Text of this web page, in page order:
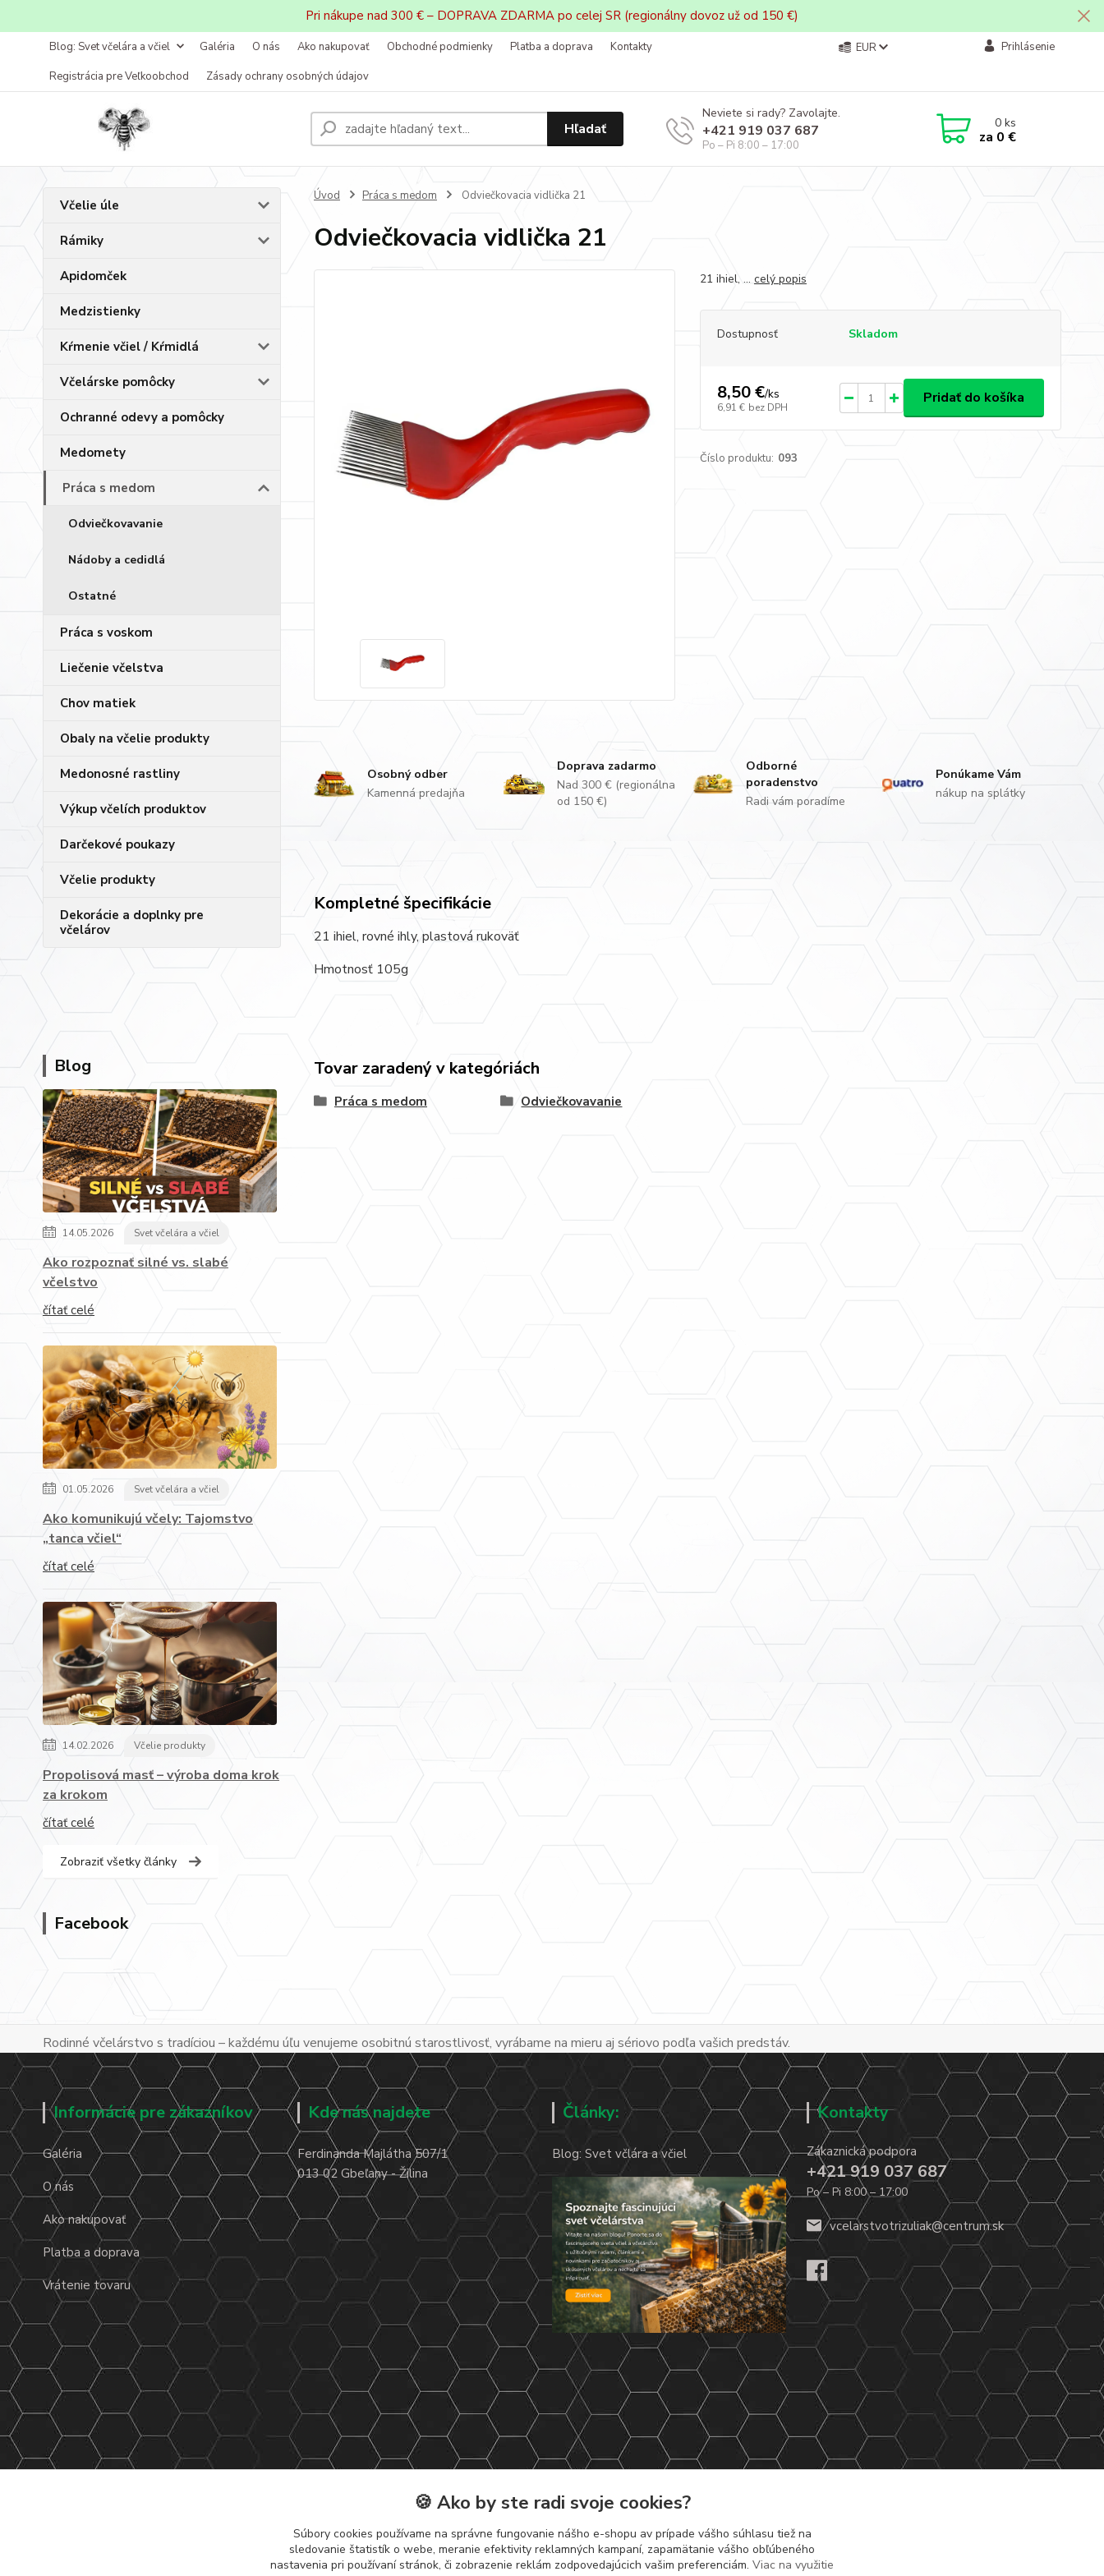
Pri nákupe nad 300 € – DOPRAVA ZDARMA po celej SR (regionálny dovoz už od 150 €)
Blog: Svet včelára a včiel Galéria O nás Ako nakupovať Obchodné podmienky Platba a doprava
Kontakty
Registrácia pre Veľkoobchod
Zásady ochrany osobných údajov
EUR Prihlásenie
Hľadať
Neviete si rady? Zavolajte.
+421 919 037 687
Po – Pi 8:00 – 17:00
0ks
za 0 €
Včelie úle
Rámiky
Apidomček
Medzistienky
Kŕmenie včiel / Kŕmidlá
Včelárske pomôcky
Ochranné odevy a pomôcky
Medomety
Práca s medom
Odviečkovavanie
Nádoby a cedidlá
Ostatné
Práca s voskom
Liečenie včelstva
Chov matiek
Obaly na včelie produkty
Medonosné rastliny
Výkup včelích produktov
Darčekové poukazy
Včelie produkty
Dekorácie a doplnky pre
včelárov
Blog
14.05.2026 Svet včelára a včiel
Ako rozpoznať silné vs. slabé
včelstvo
čítať celé
01.05.2026 Svet včelára a včiel
Ako komunikujú včely: Tajomstvo
„tanca včiel“
čítať celé
14.02.2026 Včelie produkty
Propolisová masť – výroba doma krok
za krokom
čítať celé
Zobraziť všetky články
Facebook
Úvod Práca s medom Odviečkovacia vidlička 21
Odviečkovacia vidlička 21
21 ihiel, ... celý popis
Dostupnosť Skladom
8,50 €/ks
6,91 € bez DPH
Pridať do košíka
Číslo produktu: 093
Osobný odber
Kamenná predajňa
Doprava zadarmo
Nad 300 € (regionálna
od 150 €)
Odborné
poradenstvo
Radi vám poradíme
Ponúkame Vám
nákup na splátky
Kompletné špecifikácie
21 ihiel, rovné ihly, plastová rukoväť
Hmotnosť 105g
Tovar zaradený v kategóriách
Práca s medom Odviečkovavanie
Rodinné včelárstvo s tradíciou – každému úľu venujeme osobitnú starostlivosť, vyrábame na mieru aj sériovo podľa vašich predstáv.
Informácie pre zákazníkov
Galéria
O nás
Ako nakupovať
Platba a doprava
Vrátenie tovaru
Kde nás najdete
Ferdinanda Majlátha 507/1
013 02 Gbeľany - Žilina
Články:
Blog: Svet včlára a včiel
Kontakty
Zákaznická podpora
+421 919 037 687
Po – Pi 8:00 – 17:00
vcelarstvotrizuliak@centrum.sk
🍪 Ako by ste radi svoje cookies?
Súbory cookies používame na správne fungovanie nášho e-shopu av prípade vášho súhlasu tiež na
sledovanie štatistík o webe, meranie efektivity reklamných kampaní, zapamätanie vášho obľúbeného
nastavenia pri používaní stránok, či zobrazenie reklám zodpovedajúcich vašim preferenciám. Viac na využitie